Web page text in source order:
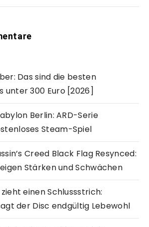
Das sind die besten
unter 300 Euro [2026]
Berlin: ARD-Serie
Steam-Spiel
Creed Black Flag Resynced:
Stärken und Schwächen
einen Schlussstrich:
der Disc endgültig Lebewohl